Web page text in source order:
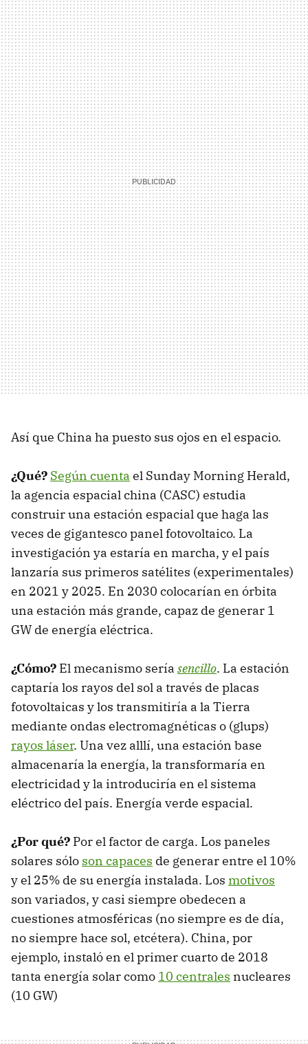
Así que China ha puesto sus ojos en el espacio.
¿Qué? Según cuenta el Sunday Morning Herald,
la agencia espacial china (CASC) estudia
construir una estación espacial que haga las
veces de gigantesco panel fotovoltaico. La
investigación ya estaría en marcha, y el país
lanzaría sus primeros satélites (experimentales)
en 2021 y 2025. En 2030 colocarían en órbita
una estación más grande, capaz de generar 1
GW de energía eléctrica.
¿Cómo? El mecanismo sería sencillo. La estación
captaría los rayos del sol a través de placas
fotovoltaicas y los transmitiría a la Tierra
mediante ondas electromagnéticas o (glups)
rayos láser. Una vez alllí, una estación base
almacenaría la energía, la transformaría en
electricidad y la introduciría en el sistema
eléctrico del país. Energía verde espacial.
¿Por qué? Por el factor de carga. Los paneles
solares sólo son capaces de generar entre el 10%
y el 25% de su energía instalada. Los motivos
son variados, y casi siempre obedecen a
cuestiones atmosféricas (no siempre es de día,
no siempre hace sol, etcétera). China, por
ejemplo, instaló en el primer cuarto de 2018
tanta energía solar como 10 centrales nucleares
(10 GW)